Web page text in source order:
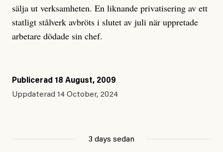
sälja ut verksamheten. En liknande privatisering av ett
statligt stålverk avbröts i slutet av juli när uppretade
arbetare dödade sin chef.
Publicerad 18 August, 2009
Uppdaterad 14 October, 2024
3 days sedan